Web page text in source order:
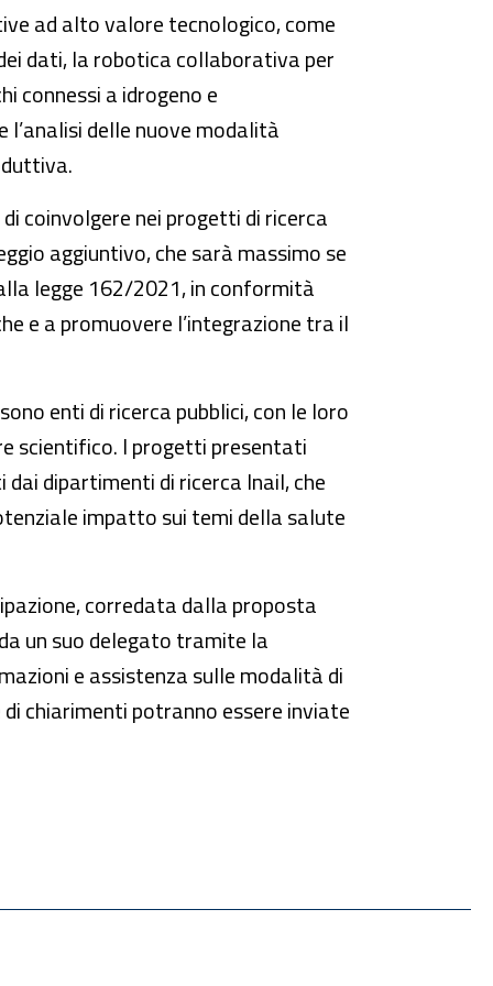
ad alto valore tecnologico, come
dati, la robotica collaborativa per
connessi a idrogeno e
delle nuove modalità
coinvolgere nei progetti di ricerca
aggiuntivo, che sarà massimo se
legge 162/2021, in conformità
e a promuovere l’integrazione tra il
enti di ricerca pubblici, con le loro
scientifico. I progetti presentati
dipartimenti di ricerca Inail, che
impatto sui temi della salute
corredata dalla proposta
un suo delegato tramite la
e assistenza sulle modalità di
chiarimenti potranno essere inviate